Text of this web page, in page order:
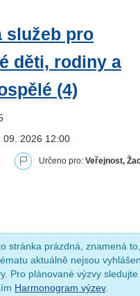
služeb pro
děti, rodiny a
(4)
09. 2026 12:00
Určeno pro: Veřejnost,
stránka prázdná, znamená to,
aktuálně nejsou
Pro plánované výzvy sledujte
Harmonogram výzev.